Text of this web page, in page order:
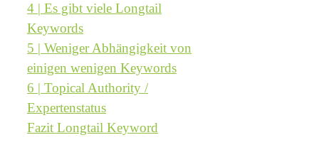
4 | Es gibt viele Longtail
Keywords
5 | Weniger Abhängigkeit von
einigen wenigen Keywords
6 | Topical Authority /
Expertenstatus
Fazit Longtail Keyword